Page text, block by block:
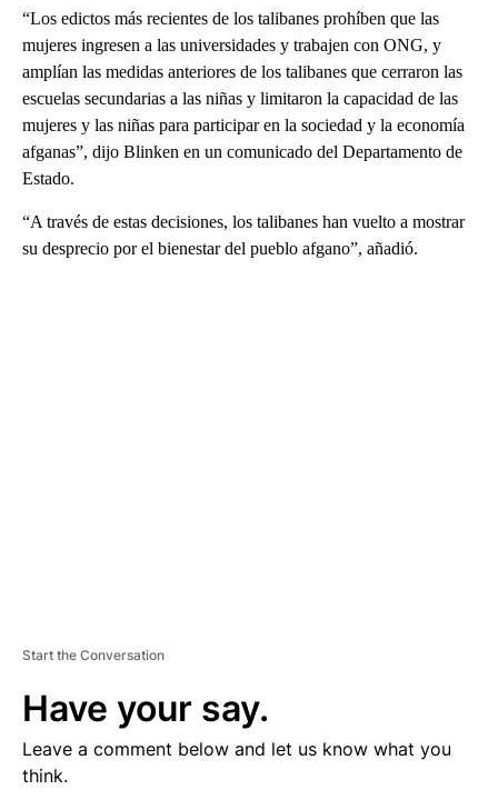
“Los edictos más recientes de los talibanes prohíben que las
mujeres ingresen a las universidades y trabajen con ONG, y
amplían las medidas anteriores de los talibanes que cerraron las
escuelas secundarias a las niñas y limitaron la capacidad de las
mujeres y las niñas para participar en la sociedad y la economía
afganas”, dijo Blinken en un comunicado del Departamento de
Estado.
“A través de estas decisiones, los talibanes han vuelto a mostrar
su desprecio por el bienestar del pueblo afgano”, añadió.
Start the Conversation
Have your say.
Leave a comment below and let us know what you
think.